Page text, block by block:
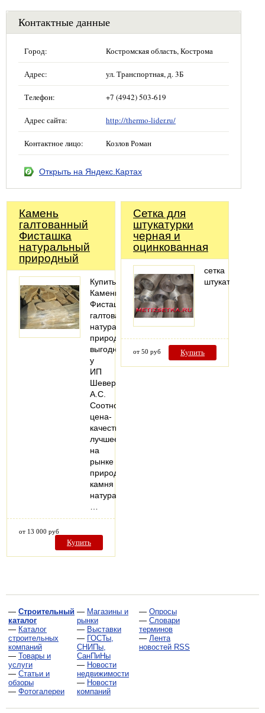
Контактные данные
Город: Костромская область, Кострома
Адрес: ул. Транспортная, д. 3Б
Телефон: +7 (4942) 503-619
Адрес сайта: http://thermo-lider.ru/
Контактное лицо: Козлов Роман
Открыть на Яндекс.Картах
Камень
галтованный
Фисташка
натуральный
природный
Купить
Камень
Фисташка
галтованный
натуральный
природный
выгодно
у
ИП
Шеверев
А.С.
Соотношение
цена-
качество
лучшее
на
рынке
природного
камня
натурального.
от 13 000 руб
Купить
Сетка для
штукатурки
черная и
оцинкованная
сетка
штукатурная
от 50 руб Купить
— Строительный
каталог
— Каталог
строительных
компаний
— Товары и
услуги
— Статьи и
обзоры
— Фотогалереи
— Магазины и
рынки
— Выставки
— ГОСТы,
СНИПы,
СанПиНы
— Новости
недвижимости
— Новости
компаний
— Опросы
— Словари
терминов
— Лента
новостей RSS